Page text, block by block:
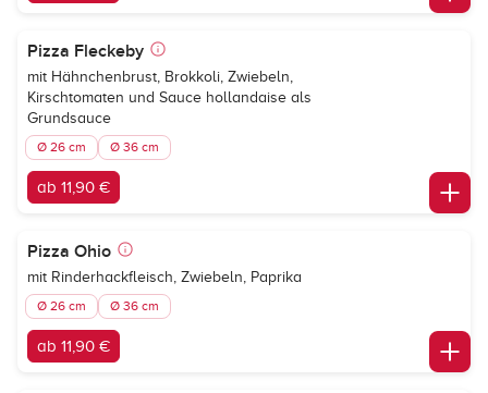
Pizza Fleckeby
mit Hähnchenbrust, Brokkoli, Zwiebeln,
Kirschtomaten und Sauce hollandaise als
Grundsauce
Ø 26 cm Ø 36 cm
ab 11,90 €
Pizza Ohio
mit Rinderhackfleisch, Zwiebeln, Paprika
Ø 26 cm Ø 36 cm
ab 11,90 €